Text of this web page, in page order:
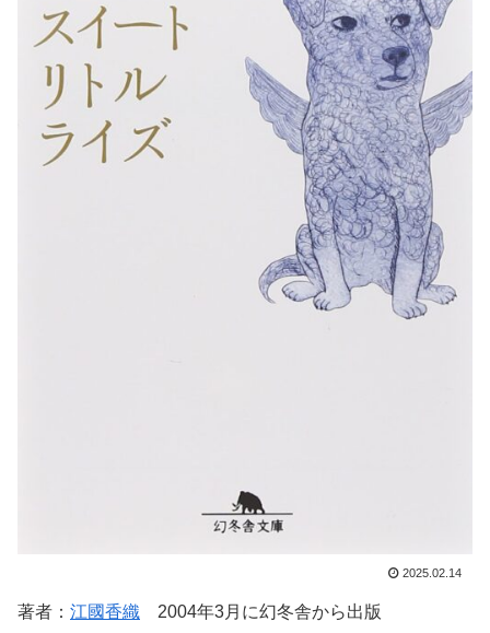
2025.02.14
著者： 江國香織 2004年3月に幻冬舎から出版